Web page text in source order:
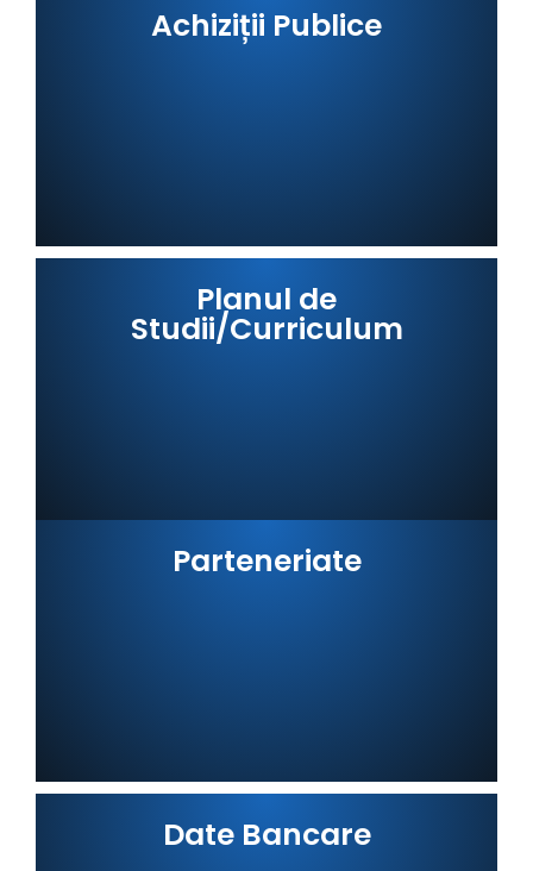
Achiziții Publice
Planul de
Studii/Curriculum
Parteneriate
Date Bancare